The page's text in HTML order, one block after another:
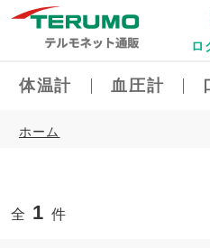
体温計 血圧計
ロ
ホーム
全 1 件